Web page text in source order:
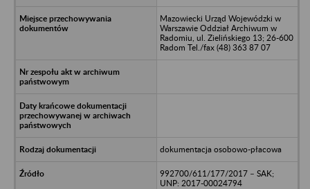
Mazowiecki Urząd Wojewódzki w
Warszawie Oddział Archiwum w
Radomiu, ul. Zielińskiego 13; 26-600
Radom Tel./fax (48) 363 87 07
dokumentacja osobowo-płacowa
992700/611/177/2017 – SAK;
UNP: 2017-00024794